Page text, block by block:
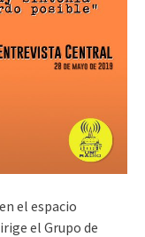
el espacio
el Grupo de